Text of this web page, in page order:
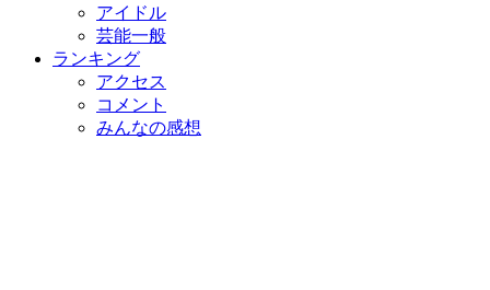
アイドル
芸能一般
ランキング
アクセス
コメント
みんなの感想